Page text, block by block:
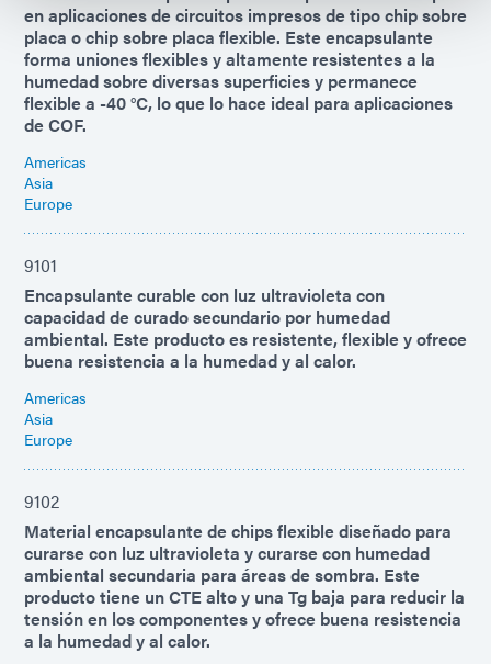
en aplicaciones de circuitos impresos de tipo chip sobre
placa o chip sobre placa flexible. Este encapsulante
forma uniones flexibles y altamente resistentes a la
humedad sobre diversas superficies y permanece
flexible a -40 °C, lo que lo hace ideal para aplicaciones
de COF.
Americas
Asia
Europe
9101
Encapsulante curable con luz ultravioleta con
capacidad de curado secundario por humedad
ambiental. Este producto es resistente, flexible y ofrece
buena resistencia a la humedad y al calor.
Americas
Asia
Europe
9102
Material encapsulante de chips flexible diseñado para
curarse con luz ultravioleta y curarse con humedad
ambiental secundaria para áreas de sombra. Este
producto tiene un CTE alto y una Tg baja para reducir la
tensión en los componentes y ofrece buena resistencia
a la humedad y al calor.